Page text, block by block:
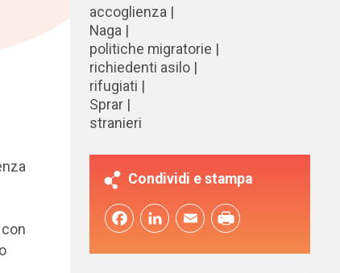
accoglienza
Naga
politiche migratorie
richiedenti asilo
rifugiati
Sprar
stranieri
Condividi e stampa
FacebookLinkedInEmail